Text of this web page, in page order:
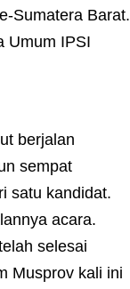
Sumatera Barat.
Umum IPSI
berjalan
sempat
satu kandidat.
acara.
selesai
Musprov kali ini